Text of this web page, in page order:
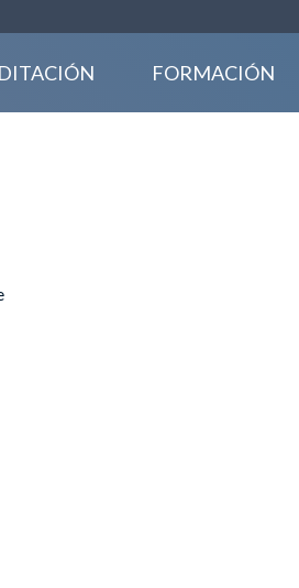
FORMACIÓN